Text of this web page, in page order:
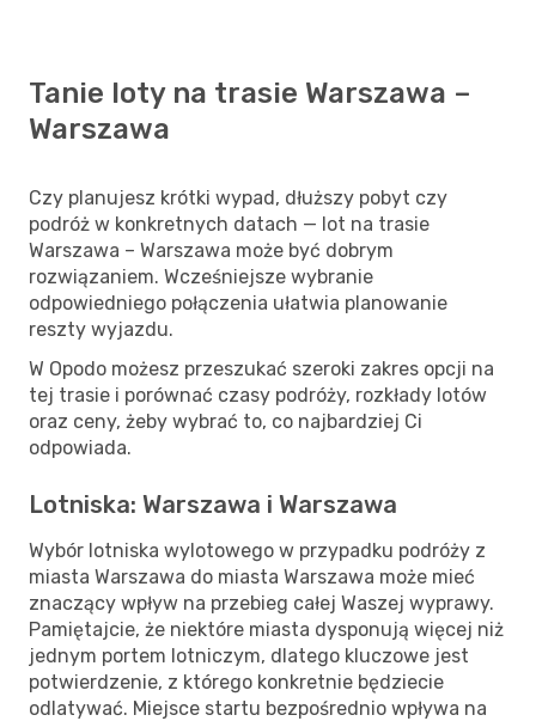
Tanie loty na trasie Warszawa –
Warszawa
Czy planujesz krótki wypad, dłuższy pobyt czy
podróż w konkretnych datach — lot na trasie
Warszawa – Warszawa może być dobrym
rozwiązaniem. Wcześniejsze wybranie
odpowiedniego połączenia ułatwia planowanie
reszty wyjazdu.
W Opodo możesz przeszukać szeroki zakres opcji na
tej trasie i porównać czasy podróży, rozkłady lotów
oraz ceny, żeby wybrać to, co najbardziej Ci
odpowiada.
Lotniska: Warszawa i Warszawa
Wybór lotniska wylotowego w przypadku podróży z
miasta Warszawa do miasta Warszawa może mieć
znaczący wpływ na przebieg całej Waszej wyprawy.
Pamiętajcie, że niektóre miasta dysponują więcej niż
jednym portem lotniczym, dlatego kluczowe jest
potwierdzenie, z którego konkretnie będziecie
odlatywać. Miejsce startu bezpośrednio wpływa na